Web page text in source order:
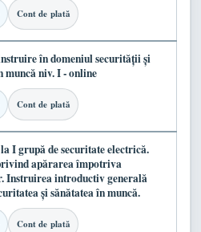
Cont de plată
în domeniul securității și
muncă niv. I - online
Cont de plată
I grupă de securitate electrică.
apărarea împotriva
Instruirea introductiv generală
și sănătatea în muncă.
Cont de plată